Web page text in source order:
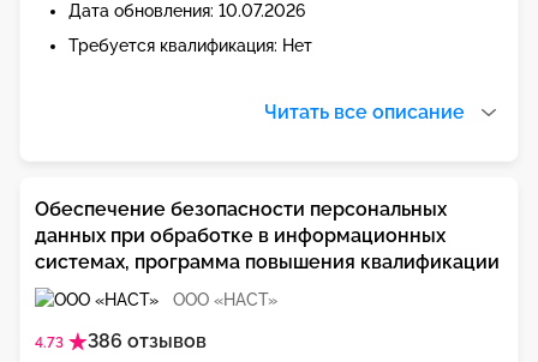
Дата обновления: 10.07.2026
Требуется квалификация: Нет
Читать все описание
ООО «НАСТ»
4.73 386 отзывов
Обеспечение безопасности персональных
данных при обработке в информационных
системах, программа повышения квалификации